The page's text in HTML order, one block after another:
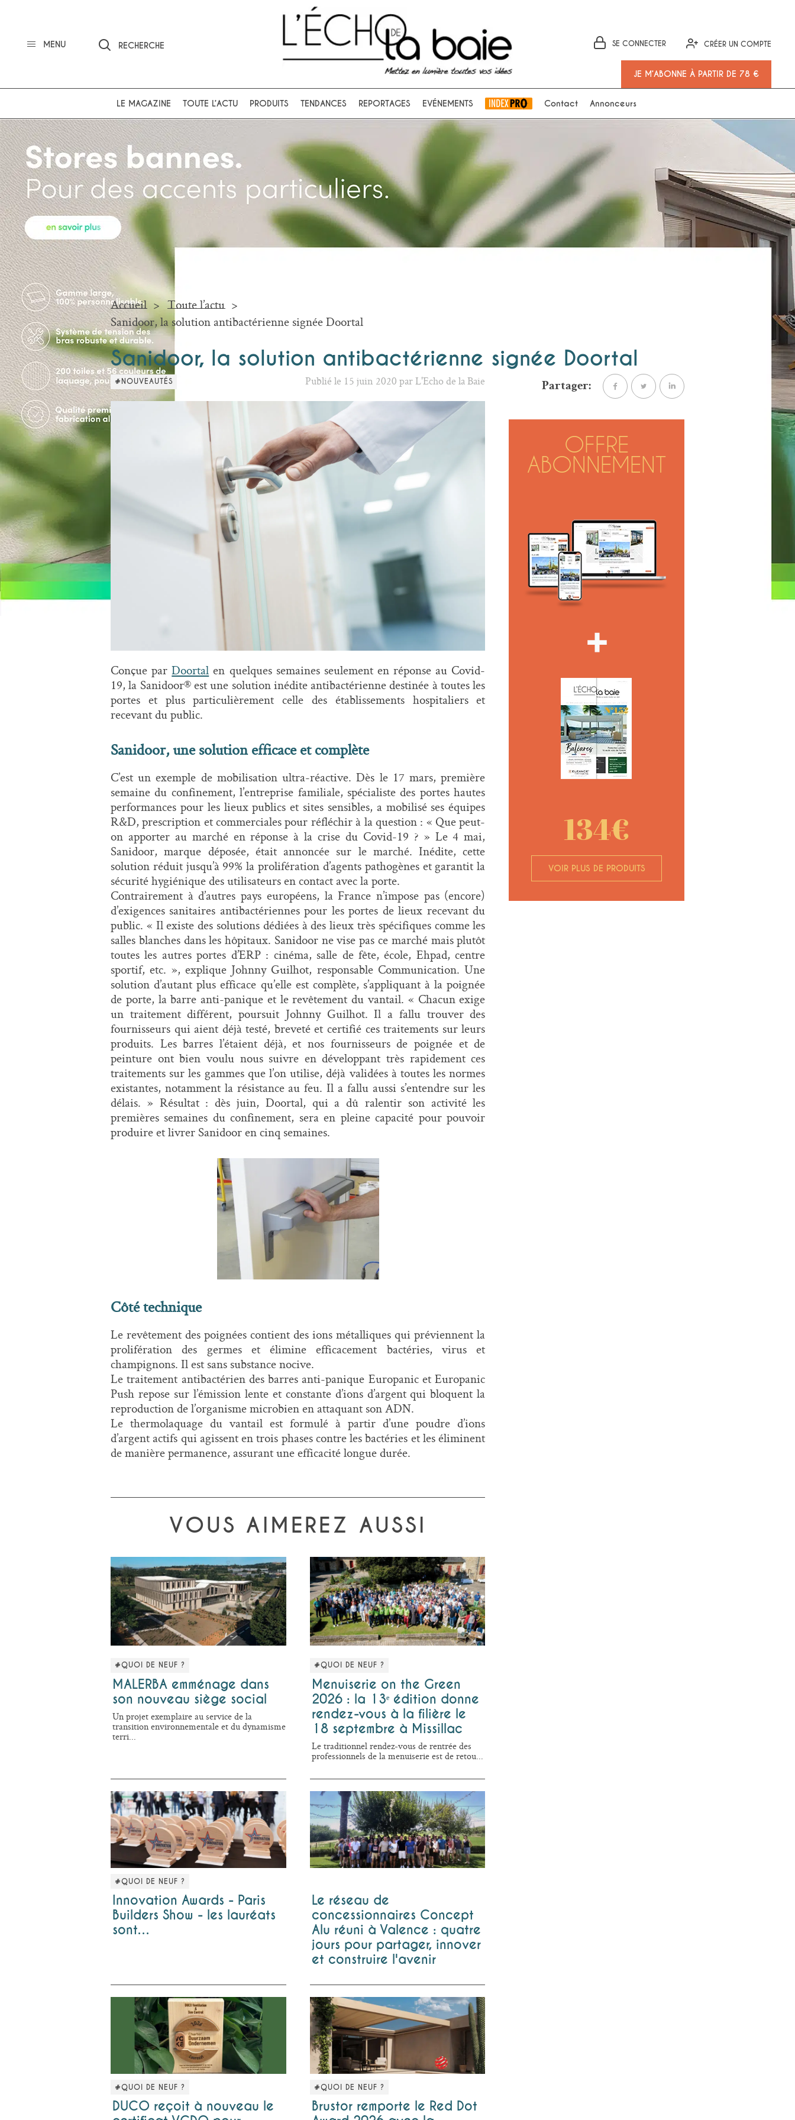
MENU RECHERCHE Ok SE CONNECTER CRÉER UN COMPTE
JE M’ABONNE À PARTIR DE 78 €
LE MAGAZINE TOUTE L’ACTU PRODUITS TENDANCES REPORTAGES EVÉNEMENTS Contact Annonceurs
Accueil
Toute l’actu
Sanidoor, la solution antibactérienne signée Doortal
Sanidoor, la solution antibactérienne signée Doortal
#NOUVEAUTÉS Publié le 15 juin 2020 par L'Echo de la Baie
Conçue parDoortal en quelques semaines seulement en réponse au Covid-
19, la Sanidoor® est une solution inédite antibactérienne destinée à toutes les
portes et plus particulièrement celle des établissements hospitaliers et
recevant du public.
Sanidoor, une solution efficace et complète
C’est un exemple de mobilisation ultra-réactive. Dès le 17 mars, première
semaine du confinement, l’entreprise familiale, spécialiste des portes hautes
performances pour les lieux publics et sites sensibles, a mobilisé ses équipes
R&D, prescription et commerciales pour réfléchir à la question : « Que peut-
on apporter au marché en réponse à la crise du Covid-19 ? » Le 4 mai,
Sanidoor, marque déposée, était annoncée sur le marché. Inédite, cette
solution réduit jusqu’à 99% la prolifération d’agents pathogènes et garantit la
sécurité hygiénique des utilisateurs en contact avec la porte.
Contrairement à d’autres pays européens, la France n’impose pas (encore)
d’exigences sanitaires antibactériennes pour les portes de lieux recevant du
public. « Il existe des solutions dédiées à des lieux très spécifiques comme les
salles blanches dans les hôpitaux. Sanidoor ne vise pas ce marché mais plutôt
toutes les autres portes d’ERP : cinéma, salle de fête, école, Ehpad, centre
sportif, etc. », explique Johnny Guilhot, responsable Communication. Une
solution d’autant plus efficace qu’elle est complète, s’appliquant à la poignée
de porte, la barre anti-panique et le revêtement du vantail. « Chacun exige
un traitement différent, poursuit Johnny Guilhot. Il a fallu trouver des
fournisseurs qui aient déjà testé, breveté et certifié ces traitements sur leurs
produits. Les barres l’étaient déjà, et nos fournisseurs de poignée et de
peinture ont bien voulu nous suivre en développant très rapidement ces
traitements sur les gammes que l’on utilise, déjà validées à toutes les normes
existantes, notamment la résistance au feu. Il a fallu aussi s’entendre sur les
délais. » Résultat : dès juin, Doortal, qui a dû ralentir son activité les
premières semaines du confinement, sera en pleine capacité pour pouvoir
produire et livrer Sanidoor en cinq semaines.
Côté technique
Le revêtement des poignées contient des ions métalliques qui préviennent la
prolifération des germes et élimine efficacement bactéries, virus et
champignons. Il est sans substance nocive.
Le traitement antibactérien des barres anti-panique Europanic et Europanic
Push repose sur l’émission lente et constante d’ions d’argent qui bloquent la
reproduction de l’organisme microbien en attaquant son ADN.
Le thermolaquage du vantail est formulé à partir d’une poudre d’ions
d’argent actifs qui agissent en trois phases contre les bactéries et les éliminent
de manière permanence, assurant une efficacité longue durée.
VOUS AIMEREZ AUSSI
#QUOI DE NEUF ?
MALERBA emménage dans
son nouveau siège social
Un projet exemplaire au service de la
transition environnementale et du dynamisme
terri...
#QUOI DE NEUF ?
Menuiserie on the Green
2026 : la 13ᵉ édition donne
rendez-vous à la filière le
18 septembre à Missillac
Le traditionnel rendez-vous de rentrée des
professionnels de la menuiserie est de retou...
#QUOI DE NEUF ?
Innovation Awards - Paris
Builders Show - les lauréats
sont…
Le réseau de
concessionnaires Concept
Alu réuni à Valence : quatre
jours pour partager, innover
et construire l'avenir
#QUOI DE NEUF ?
DUCO reçoit à nouveau le
#QUOI DE NEUF ?
Brustor remporte le Red Dot
Partager:
OFFRE
ABONNEMENT
134€
VOIR PLUS DE PRODUITS